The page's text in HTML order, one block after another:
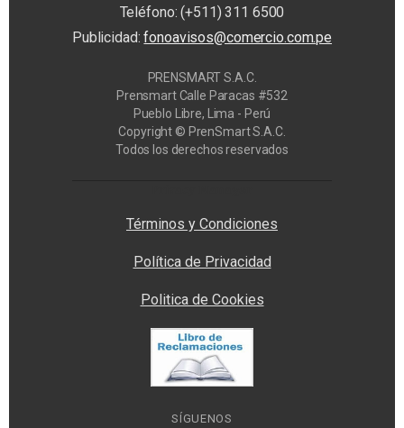
Teléfono: (+511) 311 6500
Publicidad:fonoavisos@comercio.com.pe
PRENSMART S.A.C.
Prensmart Calle Paracas #532
Pueblo Libre, Lima - Perú
Copyright © PrenSmart S.A.C.
Todos los derechos reservados
Términos y Condiciones
Política de Privacidad
Politica de Cookies
SÍGUENOS